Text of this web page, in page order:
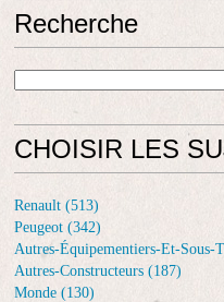
Recherche
CHOISIR LES
Renault (513)
Peugeot (342)
Autres-Équipementiers-Et-Sous-
Autres-Constructeurs (187)
Monde (130)